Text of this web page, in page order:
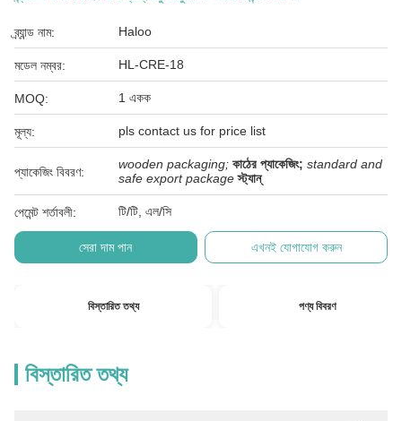
ব্র্যান্ড নাম: Haloo
মডেল নম্বর: HL-CRE-18
MOQ: 1 একক
মূল্য: pls contact us for price list
প্যাকেজিং বিবরণ:
wooden packaging; কাঠের প্যাকেজিং; standard and
safe export package স্ট্যান্
পেমেন্ট শর্তাবলী: টি/টি, এল/সি
সেরা দাম পান এখনই যোগাযোগ করুন
বিস্তারিত তথ্য পণ্য বিবরণ
বিস্তারিত তথ্য